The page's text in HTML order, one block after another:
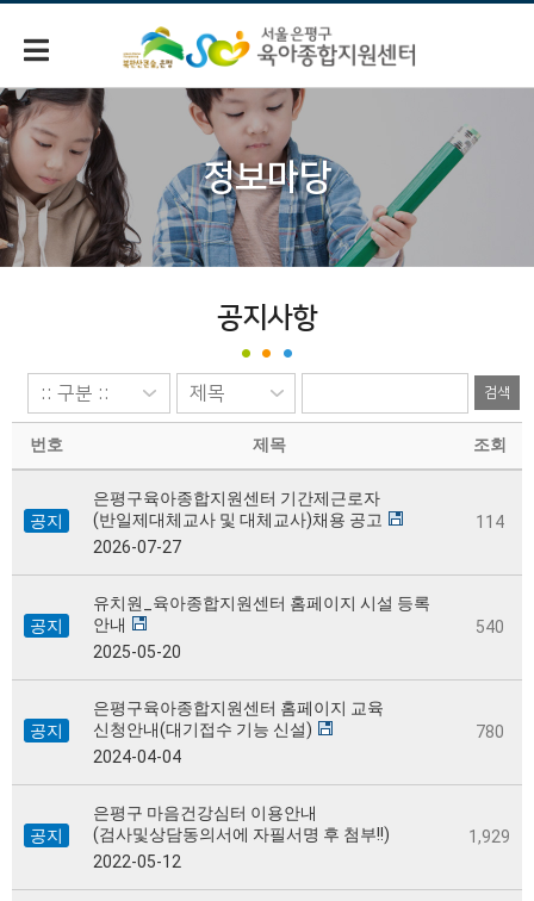
정보마당
공지사항
검색
번호 제목 조회
공지
은평구육아종합지원센터 기간제근로자
(반일제대체교사 및 대체교사)채용 공고
2026-07-27
114
공지
유치원_육아종합지원센터 홈페이지 시설 등록
안내
2025-05-20
540
공지
은평구육아종합지원센터 홈페이지 교육
신청안내(대기접수 기능 신설)
2024-04-04
780
공지
은평구 마음건강심터 이용안내
(검사및상담동의서에 자필서명 후 첨부!!)
2022-05-12
1,929